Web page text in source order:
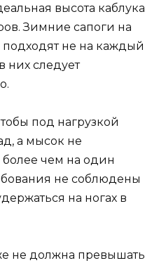
высота каблука
Зимние сапоги на
не на каждый
них следует
под нагрузкой
а мысок не
чем на один
не соблюдены
на ногах в
не должна превышать